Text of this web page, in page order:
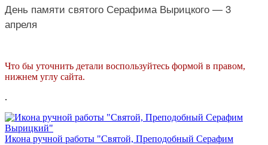
День памяти святого Серафима Вырицкого — 3
апреля
Что бы уточнить детали воспользуйтесь формой в правом,
нижнем углу сайта.
.
Икона ручной работы "Святой, Преподобный Серафим